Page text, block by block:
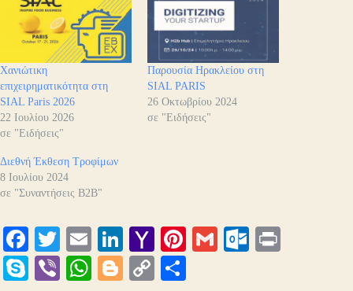
Χανιώτικη
επιχειρηματικότητα στη
SIAL Paris 2026
22 Ιουλίου 2026
σε "Ειδήσεις"
Παρουσία Ηρακλείου στη
SIAL PARIS
26 Οκτωβρίου 2024
σε "Ειδήσεις"
Διεθνή Έκθεση Τροφίμων
8 Ιουλίου 2024
σε "Συναντήσεις B2B"
Fa
ce
T
wi
E
m
Li
nk
Y
ah
Pi G
O
S
Vi W Bl C